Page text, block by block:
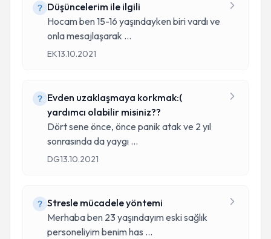
Düşüncelerim ile ilgili
Hocam ben 15-16 yaşındayken biri vardı ve
onla mesajlaşarak ...
EK13.10.2021
Evden uzaklaşmaya korkmak:(
yardımcı olabilir misiniz??
Dört sene önce, önce panik atak ve 2 yıl
sonrasında da yaygı ...
DG13.10.2021
Stresle mücadele yöntemi
Merhaba ben 23 yaşındayım eski sağlık
personeliyim benim has ...